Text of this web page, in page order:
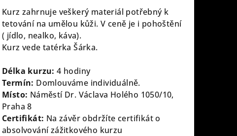
Kurz zahrnuje veškerý materiál potřebný k
tetování na umělou kůži. V ceně je i pohoštění
( jídlo, nealko, káva).
Kurz vede tatérka Šárka.
Délka kurzu: 4 hodiny
Termín: Domlouváme individuálně.
Místo: Náměstí Dr. Václava Holého 1050/10,
Praha 8
Certifikát: Na závěr obdržíte certifikát o
absolvování zážitkového kurzu